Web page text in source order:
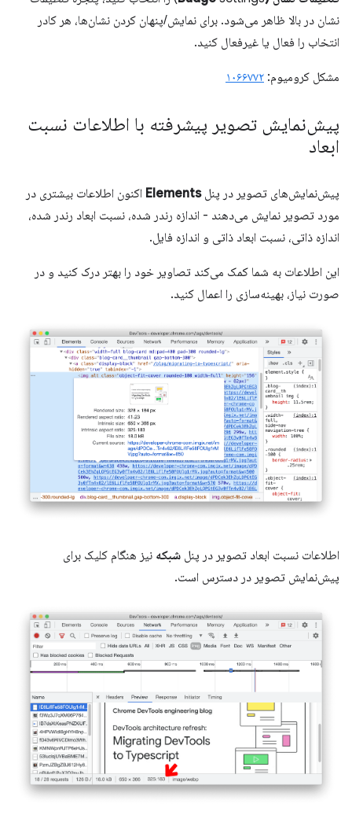
نشان در بالا ظاهر می‌شود. برای نمایش/پنهان کردن نشان‌ها، هر کادر
انتخاب را فعال یا غیرفعال کنید.
مشکل کرومیوم: ۱۰۶۶۷۷۲
پیش‌نمایش تصویر پیشرفته با اطلاعات نسبت
ابعاد
پیش‌نمایش‌های تصویر در پنلElements اکنون اطلاعات بیشتری در
مورد تصویر نمایش می‌دهند - اندازه رندر شده، نسبت ابعاد رندر شده،
اندازه ذاتی، نسبت ابعاد ذاتی و اندازه فایل.
این اطلاعات به شما کمک می‌کند تصاویر خود را بهتر درک کنید و در
صورت نیاز، بهینه‌سازی را اعمال کنید.
اطلاعات نسبت ابعاد تصویر در پنل شبکه نیز هنگام کلیک برای
پیش‌نمایش تصویر در دسترس است.